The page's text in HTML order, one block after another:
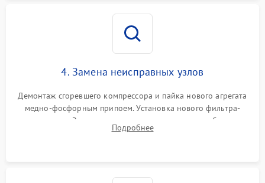
4. Замена неисправных узлов
Демонтаж сгоревшего компрессора и пайка нового агрегата
медно-фосфорным припоем. Установка нового фильтра-
осушителя. Замена изношенных вентиляторов обдува,
сломанных заслонок или поврежденных дверных петель.
Подробнее